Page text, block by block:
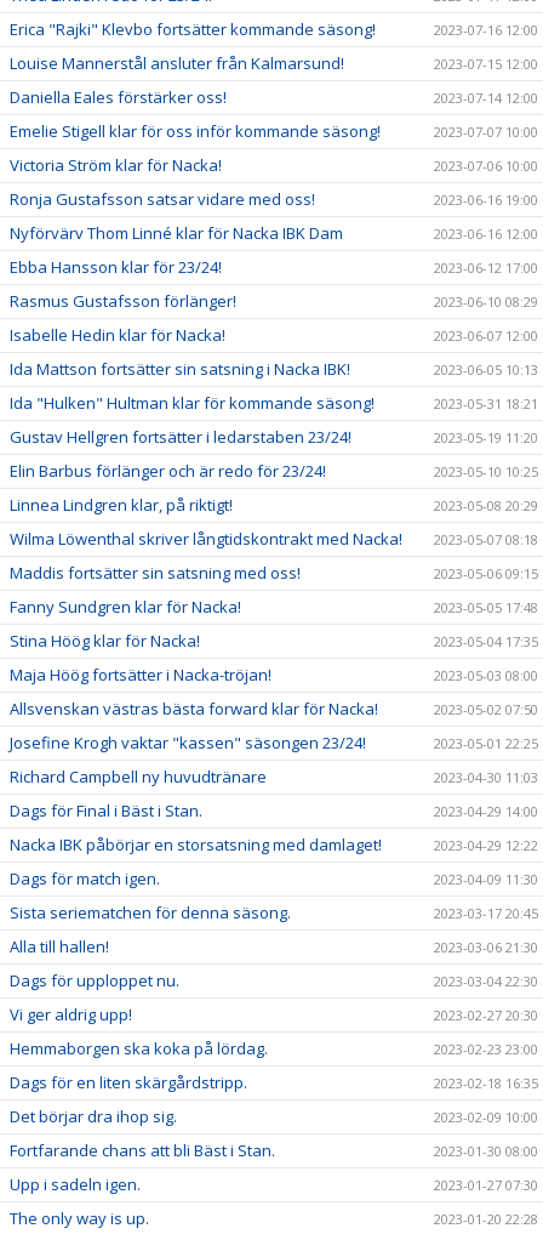
Erica "Rajki" Klevbo fortsätter kommande säsong! 2023-07-16 12:00
Louise Mannerstål ansluter från Kalmarsund! 2023-07-15 12:00
Daniella Eales förstärker oss! 2023-07-14 12:00
Emelie Stigell klar för oss inför kommande säsong! 2023-07-07 10:00
Victoria Ström klar för Nacka! 2023-07-06 10:00
Ronja Gustafsson satsar vidare med oss! 2023-06-16 19:00
Nyförvärv Thom Linné klar för Nacka IBK Dam 2023-06-16 12:00
Ebba Hansson klar för 23/24! 2023-06-12 17:00
Rasmus Gustafsson förlänger! 2023-06-10 08:29
Isabelle Hedin klar för Nacka! 2023-06-07 12:00
Ida Mattson fortsätter sin satsning i Nacka IBK! 2023-06-05 10:13
Ida "Hulken" Hultman klar för kommande säsong! 2023-05-31 18:21
Gustav Hellgren fortsätter i ledarstaben 23/24! 2023-05-19 11:20
Elin Barbus förlänger och är redo för 23/24! 2023-05-10 10:25
Linnea Lindgren klar, på riktigt! 2023-05-08 20:29
Wilma Löwenthal skriver långtidskontrakt med Nacka! 2023-05-07 08:18
Maddis fortsätter sin satsning med oss! 2023-05-06 09:15
Fanny Sundgren klar för Nacka! 2023-05-05 17:48
Stina Höög klar för Nacka! 2023-05-04 17:35
Maja Höög fortsätter i Nacka-tröjan! 2023-05-03 08:00
Allsvenskan västras bästa forward klar för Nacka! 2023-05-02 07:50
Josefine Krogh vaktar "kassen" säsongen 23/24! 2023-05-01 22:25
Richard Campbell ny huvudtränare 2023-04-30 11:03
Dags för Final i Bäst i Stan. 2023-04-29 14:00
Nacka IBK påbörjar en storsatsning med damlaget! 2023-04-29 12:22
Dags för match igen. 2023-04-09 11:30
Sista seriematchen för denna säsong. 2023-03-17 20:45
Alla till hallen! 2023-03-06 21:30
Dags för upploppet nu. 2023-03-04 22:30
Vi ger aldrig upp! 2023-02-27 20:30
Hemmaborgen ska koka på lördag. 2023-02-23 23:00
Dags för en liten skärgårdstripp. 2023-02-18 16:35
Det börjar dra ihop sig. 2023-02-09 10:00
Fortfarande chans att bli Bäst i Stan. 2023-01-30 08:00
Upp i sadeln igen. 2023-01-27 07:30
The only way is up. 2023-01-20 22:28